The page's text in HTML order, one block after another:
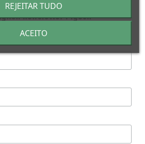
newsletter Pigeon
REJEITAR TUDO
ACEITO